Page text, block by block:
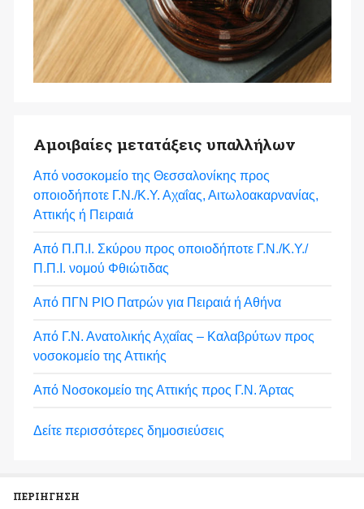
Αμοιβαίες μετατάξεις υπαλλήλων
Από νοσοκομείο της Θεσσαλονίκης προς
οποιοδήποτε Γ.Ν./Κ.Υ. Αχαΐας, Αιτωλοακαρνανίας,
Αττικής ή Πειραιά
Από Π.Π.Ι. Σκύρου προς οποιοδήποτε Γ.Ν./Κ.Υ./
Π.Π.Ι. νομού Φθιώτιδας
Από ΠΓΝ ΡΙΟ Πατρών για Πειραιά ή Αθήνα
Από Γ.Ν. Ανατολικής Αχαΐας – Καλαβρύτων προς
νοσοκομείο της Αττικής
Από Νοσοκομείο της Αττικής προς Γ.Ν. Άρτας
Δείτε περισσότερες δημοσιεύσεις
ΠΕΡΙΗΓΗΣΗ